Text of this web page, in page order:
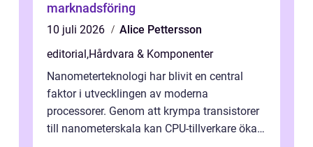
marknadsföring
10 juli 2026
Alice Pettersson
editorial,Hårdvara & Komponenter
Nanometerteknologi har blivit en central
faktor i utvecklingen av moderna
processorer. Genom att krympa transistorer
till nanometerskala kan CPU-tillverkare öka